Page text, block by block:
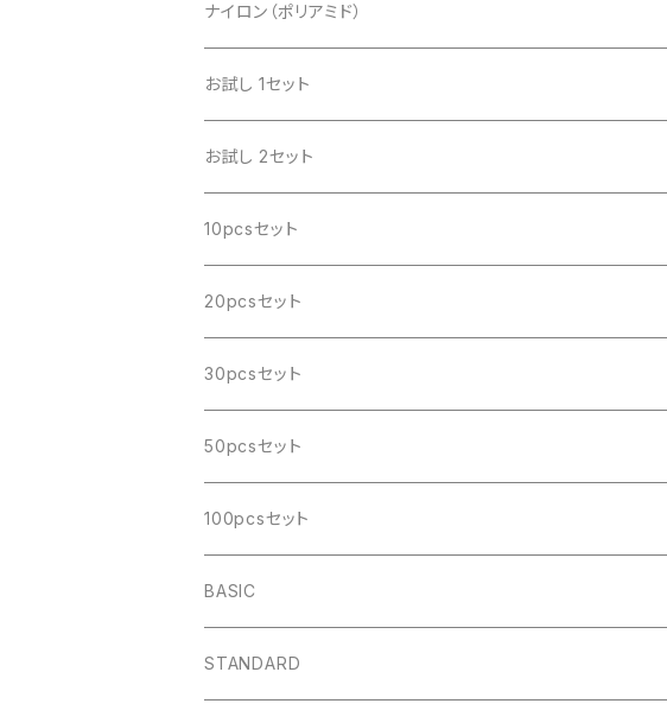
ナイロン（ポリアミド）
お試し 1セット
お試し 2セット
10pcsセット
20pcsセット
30pcsセット
50pcsセット
100pcsセット
BASIC
STANDARD